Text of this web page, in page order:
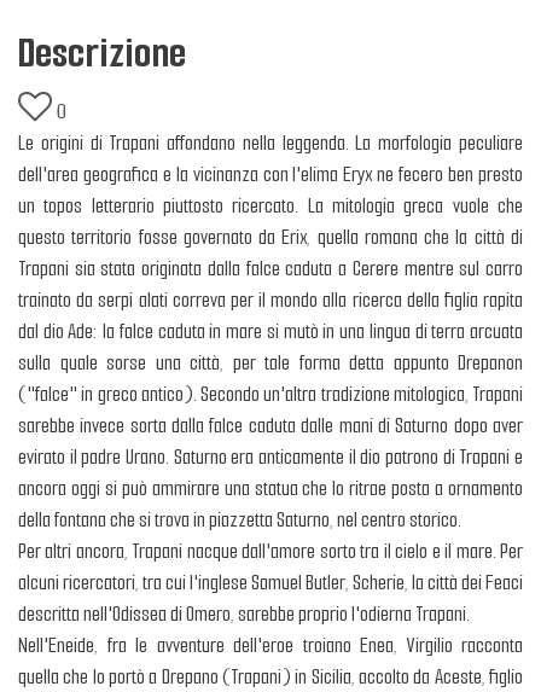
Descrizione
0
Le origini di Trapani affondano nella leggenda. La morfologia peculiare
dell'area geografica e la vicinanza con l'elima Eryx ne fecero ben presto
un topos letterario piuttosto ricercato. La mitologia greca vuole che
questo territorio fosse governato da Erix, quella romana che la città di
Trapani sia stata originata dalla falce caduta a Cerere mentre sul carro
trainato da serpi alati correva per il mondo alla ricerca della figlia rapita
dal dio Ade: la falce caduta in mare si mutò in una lingua di terra arcuata
sulla quale sorse una città, per tale forma detta appunto Drepanon
("falce" in greco antico). Secondo un'altra tradizione mitologica, Trapani
sarebbe invece sorta dalla falce caduta dalle mani di Saturno dopo aver
evirato il padre Urano. Saturno era anticamente il dio patrono di Trapani e
ancora oggi si può ammirare una statua che lo ritrae posta a ornamento
della fontana che si trova in piazzetta Saturno, nel centro storico.
Per altri ancora, Trapani nacque dall'amore sorto tra il cielo e il mare. Per
alcuni ricercatori, tra cui l'inglese Samuel Butler, Scherie, la città dei Feaci
descritta nell'Odissea di Omero, sarebbe proprio l'odierna Trapani.
Nell'Eneide, fra le avventure dell'eroe troiano Enea, Virgilio racconta
quella che lo portò a Drepano (Trapani) in Sicilia, accolto da Aceste, figlio